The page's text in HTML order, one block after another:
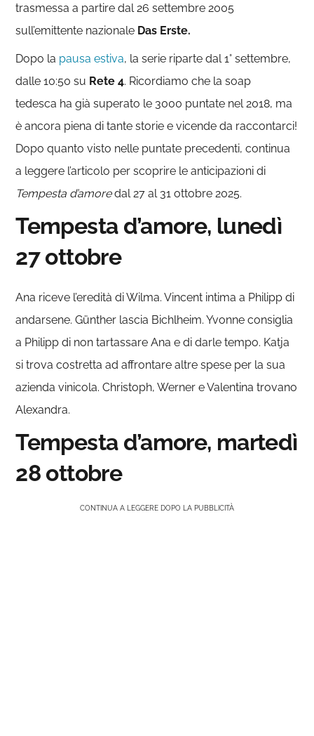
trasmessa a partire dal 26 settembre 2005
sull’emittente nazionale Das Erste.
Dopo la pausa estiva, la serie riparte dal 1° settembre,
dalle 10:50 su Rete 4. Ricordiamo che la soap
tedesca ha già superato le 3000 puntate nel 2018, ma
è ancora piena di tante storie e vicende da raccontarci!
Dopo quanto visto nelle puntate precedenti, continua
a leggere l’articolo per scoprire le anticipazioni di
Tempesta d’amoredal 27 al 31 ottobre 2025.
Tempesta d’amore, lunedì
27 ottobre
Ana riceve l’eredità di Wilma. Vincent intima a Philipp di
andarsene. Günther lascia Bichlheim. Yvonne consiglia
a Philipp di non tartassare Ana e di darle tempo. Katja
si trova costretta ad affrontare altre spese per la sua
azienda vinicola. Christoph, Werner e Valentina trovano
Alexandra.
Tempesta d’amore, martedì
28 ottobre
CONTINUA A LEGGERE DOPO LA PUBBLICITÀ